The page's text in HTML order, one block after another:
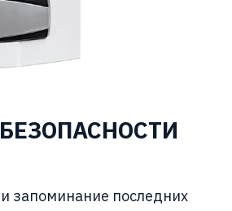
запоминание последних